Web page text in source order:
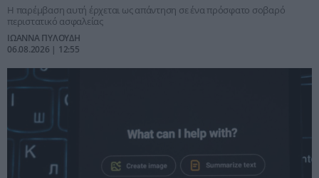
Η παρέμβαση αυτή έρχεται ως απάντηση σε ένα πρόσφατο σοβαρό
περιστατικό ασφαλείας
ΙΩΑΝΝΑ ΠΥΛΟΥΔΗ
06.08.2026 | 12:55